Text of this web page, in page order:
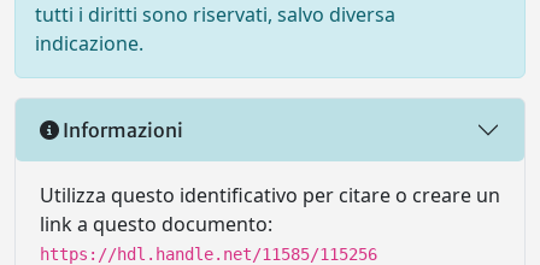
tutti i diritti sono riservati, salvo diversa
indicazione.
Informazioni
Utilizza questo identificativo per citare o creare un
link a questo documento:
https://hdl.handle.net/11585/115256